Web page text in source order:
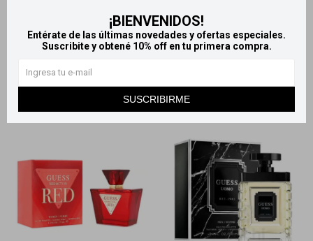
¡BIENVENIDOS!
Entérate de las últimas novedades y ofertas especiales.
Suscribite y obtené 10% off en tu primera compra.
SUSCRIBIRME